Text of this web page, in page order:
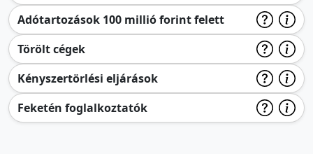
Adótartozások 100 millió forint felett
Törölt cégek
Kényszertörlési eljárások
Feketén foglalkoztatók